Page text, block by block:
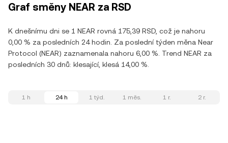
Graf směny NEAR za RSD
K dnešnímu dni se 1 NEAR rovná 175,39 RSD, což je nahoru
0,00 % za posledních 24 hodin. Za poslední týden měna Near
Protocol (NEAR) zaznamenala nahoru 6,00 %. Trend NEAR za
posledních 30 dnů: klesající, klesá 14,00 %.
1 h 24 h 1 týd. 1 měs. 1 r. 2 r.